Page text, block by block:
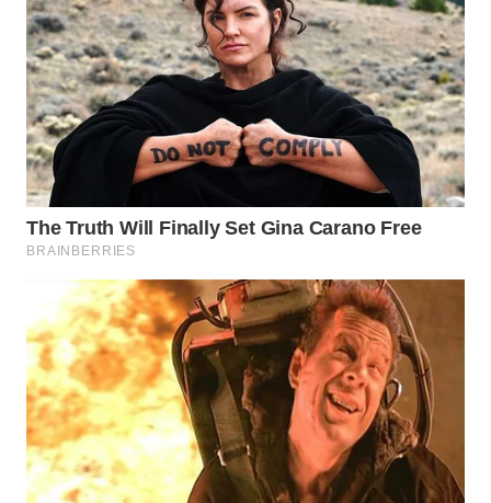
WAHANANEWS
NET
WAHANA
SPORT
WAHANA
UMKM
WAHANA
SELEB
WAHANA
PERSONA
WAHANA
OTOMOTIF